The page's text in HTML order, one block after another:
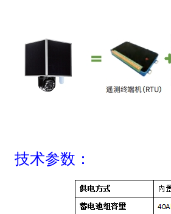
技术参数：